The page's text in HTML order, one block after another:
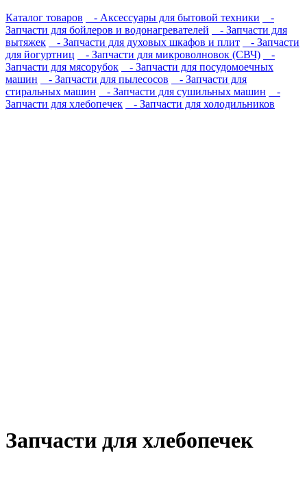
Каталог товаров - Аксессуары для бытовой техники
-
Запчасти для бойлеров и водонагревателей
- Запчасти для
вытяжек
- Запчасти для духовых шкафов и плит
- Запчасти
для йогуртниц
- Запчасти для микроволновок (СВЧ)
-
Запчасти для мясорубок
- Запчасти для посудомоечных
машин
- Запчасти для пылесосов
- Запчасти для
стиральных машин
- Запчасти для сушильных машин
-
Запчасти для хлебопечек
- Запчасти для холодильников
Запчасти для хлебопечек